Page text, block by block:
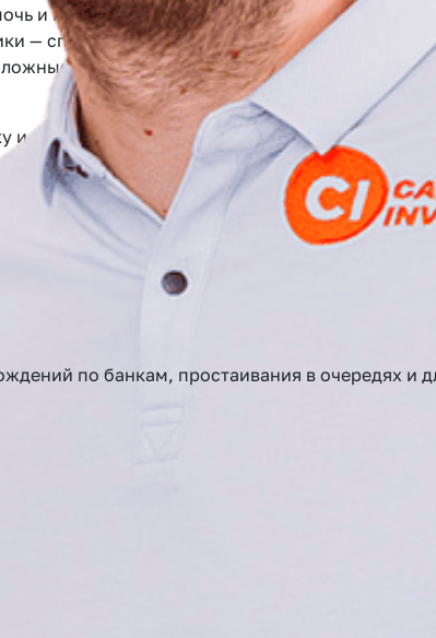
и предоставить
— специалисты в
задачи.
и получите Сash Back от 0.5 до 2% от суммы
От 900 тыс до 1.5 млн
От 1.5 млн до
по банкам, простаивания в очередях и